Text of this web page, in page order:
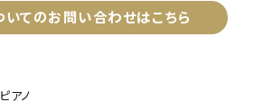
いてのお問い合わせはこちら
アノ